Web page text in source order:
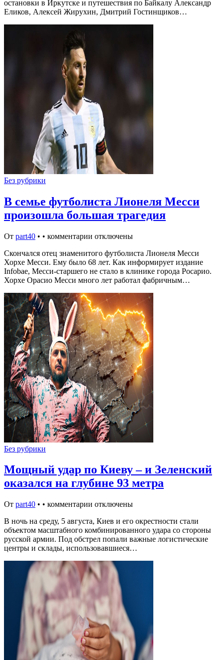
остановки в Иркутске и путешествия по Байкалу Александр
Еликов, Алексей Жирухин, Дмитрий Гостинщиков…
Без рубрики
В семье футболиста Лионеля Месси
произошла большая трагедия
От part40 • • комментарии отключены
Скончался отец знаменитого футболиста Лионеля Месси
Хорхе Месси. Ему было 68 лет. Как информирует издание
Infobae, Месси-старшего не стало в клинике города Росарио.
Хорхе Орасио Месси много лет работал фабричным…
Без рубрики
Мощный удар по Киеву – и Зеленский
оказался на глубине 93 метра
От part40 • • комментарии отключены
В ночь на среду, 5 августа, Киев и его окрестности стали
объектом масштабного комбинированного удара со стороны
русской армии. Под обстрел попали важные логистические
центры и склады, использовавшиеся…